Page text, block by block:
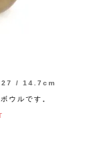
/ 14.7cm
ウルです。